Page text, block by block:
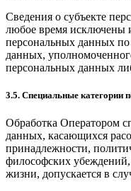
Сведения о субъекте
любое время исключены
персональных данных
данных,
персональных данных
3.5. Специальные категории
Обработка Оператором
данных, касающихся
принадлежности,
философских
жизни, допускается в